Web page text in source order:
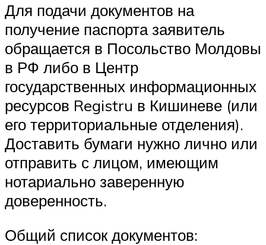
Для подачи документов на
получение паспорта заявитель
обращается в Посольство Молдовы
в РФ либо в Центр
государственных информационных
ресурсов Registru в Кишиневе (или
его территориальные отделения).
Доставить бумаги нужно лично или
отправить с лицом, имеющим
нотариально заверенную
доверенность.
Общий список документов: